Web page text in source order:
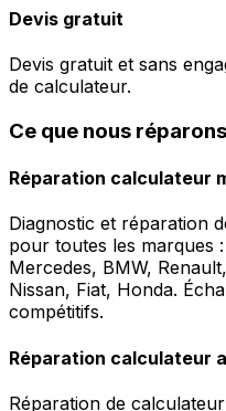
Devis gratuit
Devis gratuit et sans
de calculateur.
Ce que nous
Réparation calculateur
Diagnostic et réparation
pour toutes les marques
Mercedes, BMW,
Nissan, Fiat, Honda.
compétitifs.
Réparation calculateur
Réparation de